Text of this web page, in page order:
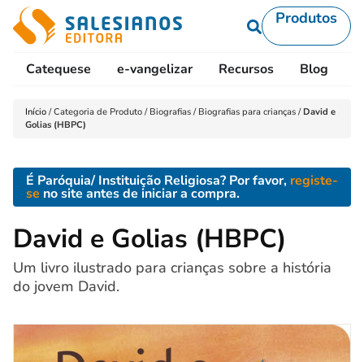
Produtos
Catequese e-vangelizar Recursos Blog
Início /Categoria de Produto / Biografias / Biografias para crianças /David e
Golias (HBPC)
É Paróquia/ Instituição Religiosa? Por favor, registe-
se no site antes de iniciar a compra.
David e Golias (HBPC)
Um livro ilustrado para crianças sobre a história
do jovem David.